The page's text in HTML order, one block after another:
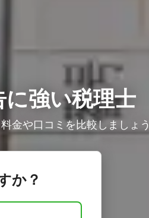
強い税理士
金や口コミを比較しましょう
か？